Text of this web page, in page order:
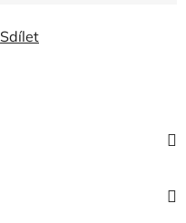
Sdílet